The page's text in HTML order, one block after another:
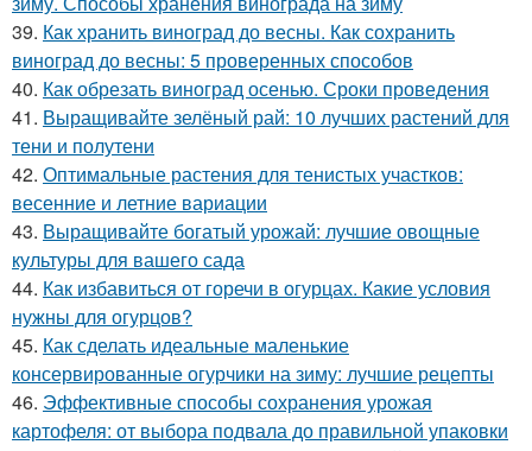
39. Как хранить виноград до весны. Как сохранить
виноград до весны: 5 проверенных способов
40. Как обрезать виноград осенью. Сроки проведения
41. Выращивайте зелёный рай: 10 лучших растений для
тени и полутени
42. Оптимальные растения для тенистых участков:
весенние и летние вариации
43. Выращивайте богатый урожай: лучшие овощные
культуры для вашего сада
44. Как избавиться от горечи в огурцах. Какие условия
нужны для огурцов?
45. Как сделать идеальные маленькие
консервированные огурчики на зиму: лучшие рецепты
46. Эффективные способы сохранения урожая
картофеля: от выбора подвала до правильной упаковки